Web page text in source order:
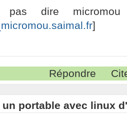
pas dire
]
Répondre
un portable avec linux